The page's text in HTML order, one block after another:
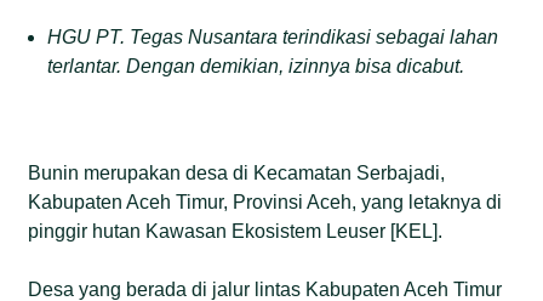
HGU PT. Tegas Nusantaraterindikasi sebagailahan
terlantar. Dengan demikian,izinnyabisa dicabut.
Bunin merupakan desa di Kecamatan Serbajadi,
Kabupaten Aceh Timur, Provinsi Aceh, yang letaknya di
pinggir hutan Kawasan Ekosistem Leuser [KEL].
Desa yang berada di jalur lintas Kabupaten Aceh Timur